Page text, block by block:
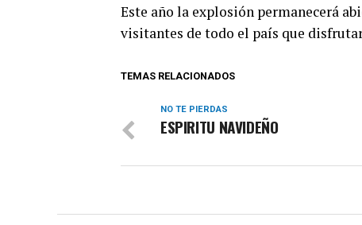
Este año la explosión permanecerá
visitantes de todo el país que
TEMAS RELACIONADOS
NO TE PIERDAS
ESPIRITU NAVIDEÑO